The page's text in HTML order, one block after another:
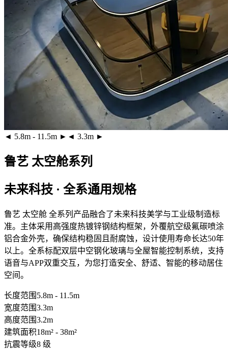
◄ 5.8m - 11.5m ► ◄ 3.3m ►
鲁艺 太空舱系列
未来科技 · 全系通用规格
鲁艺 太空舱 全系列产品融合了未来科技美学与工业级制造标
准。主体采用 高强度热镀锌钢结构框架，外覆航空级氟碳喷涂
铝合金外壳，确保结构稳固且耐腐蚀，设计使用寿命长达50年
以上。全系标配双层中空钢化玻璃与全屋智能控制系统，支持
语音与APP双重交互，为您打造安全、舒适、智能的移动居住
空间。
长度范围 5.8m - 11.5m
宽度范围3.3m
高度范围3.2m
建筑面积18m² - 38m²
抗震等级8 级